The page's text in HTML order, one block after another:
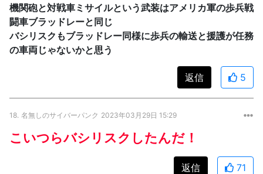
機関砲と対戦車ミサイルという武装はアメリカ軍の歩兵戦
闘車ブラッドレーと同じ
バシリスクもブラッドレー同様に歩兵の輸送と援護が任務
の車両じゃないかと思う
返信 5
18. 名無しのサイバーパンク 2023年03月29日 15:29
こいつらバシリスクしたんだ！
返信 71